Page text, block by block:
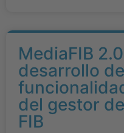
MediaFIB
desarrollo
del gestor
FIB